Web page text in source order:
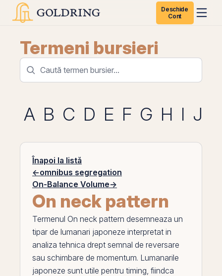
Deschide
Cont
Termeni bursieri
A B C D E F G H I J
Înapoi la listă
←omnibus segregation
On-Balance Volume→
On neck pattern
Termenul On neck pattern desemneaza un
tipar de lumanari japoneze interpretat in
analiza tehnica drept semnal de reversare
sau schimbare de momentum. Lumanarile
japoneze sunt utile pentru timing, fiindca